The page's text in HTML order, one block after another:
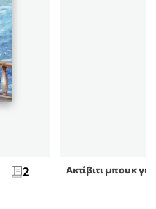
2 Ακτίβιτι μπουκ